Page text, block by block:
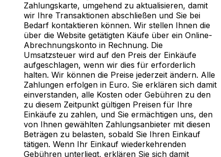
Zahlungskarte, umgehend zu aktualisieren, damit
wir Ihre Transaktionen abschließen und Sie bei
Bedarf kontaktieren können. Wir stellen Ihnen die
über die Website getätigten Käufe über ein Online-
Abrechnungskonto in Rechnung. Die
Umsatzsteuer wird auf den Preis der Einkäufe
aufgeschlagen, wenn wir dies für erforderlich
halten. Wir können die Preise jederzeit ändern. Alle
Zahlungen erfolgen in Euro. Sie erklären sich damit
einverstanden, alle Kosten oder Gebühren zu den
zu diesem Zeitpunkt gültigen Preisen für Ihre
Einkäufe zu zahlen, und Sie ermächtigen uns, den
von Ihnen gewählten Zahlungsanbieter mit diesen
Beträgen zu belasten, sobald Sie Ihren Einkauf
tätigen. Wenn Ihr Einkauf wiederkehrenden
Gebühren unterliegt, erklären Sie sich damit